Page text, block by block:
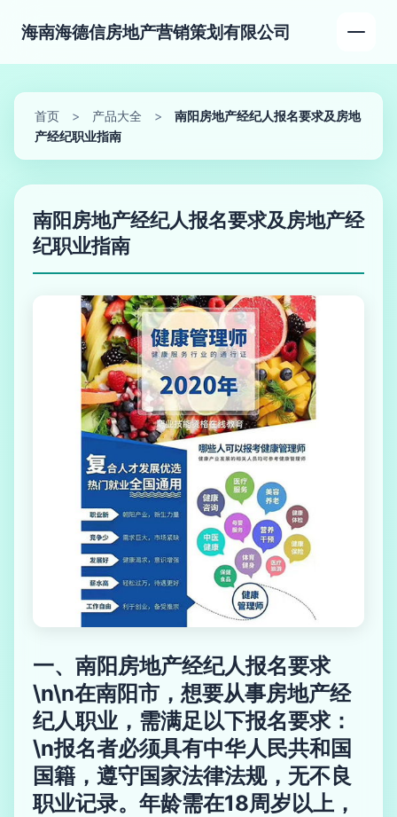
海南海德信房地产营销策划有限公司
首页 > 产品大全 >
南阳房地产经纪人报名要求及房地
产经纪职业指南
南阳房地产经纪人报名要求及房地产经
纪职业指南
一、南阳房地产经纪人报名要求
\n\n在南阳市，想要从事房地产经
纪人职业，需满足以下报名要求：
\n报名者必须具有中华人民共和国
国籍，遵守国家法律法规，无不良
职业记录。年龄需在18周岁以上，